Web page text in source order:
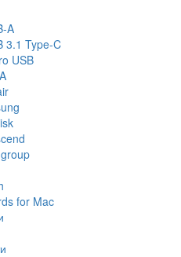
A
3.1 Type-C
USB
for Mac